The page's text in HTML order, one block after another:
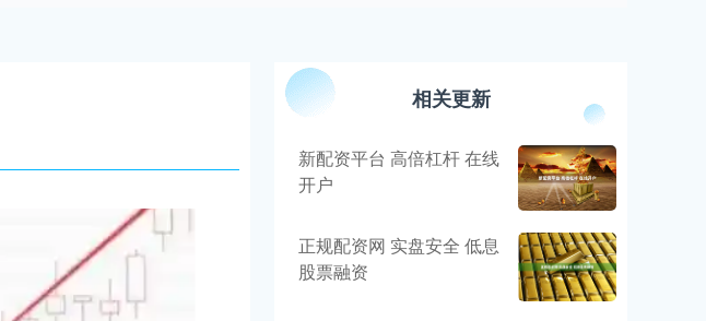
相关更新
新配资平台 高倍杠杆 在线
开户
正规配资网 实盘安全 低息
股票融资